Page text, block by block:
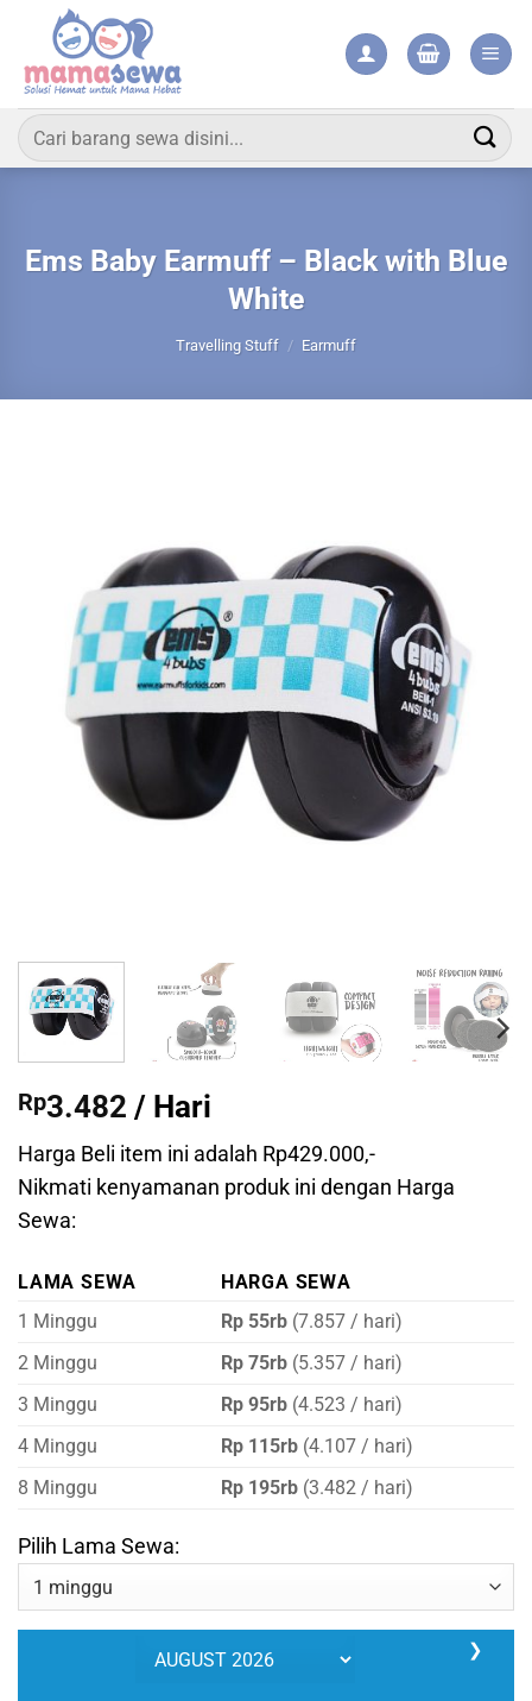
content
Pencarian
untuk:
Ems Baby Earmuff – Black with Blue
White
Travelling Stuff / Earmuff
Rp3.482 / Hari
Harga Beli item ini adalah Rp429.000,-
Nikmati kenyamanan produk ini dengan Harga
Sewa:
LAMA SEWA
HARGA SEWA
1 Minggu
Rp 55rb(7.857 / hari)
2 Minggu
Rp 75rb(5.357 / hari)
3 Minggu
Rp 95rb(4.523 / hari)
4 Minggu
Rp 115rb(4.107 / hari)
8 Minggu
Rp 195rb(3.482 / hari)
Pilih Lama Sewa:
❯